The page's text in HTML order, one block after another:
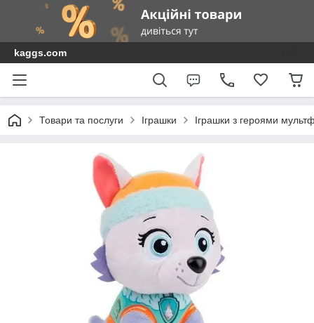
kaggs.com
Товари та послуги Іграшки Іграшки з героями